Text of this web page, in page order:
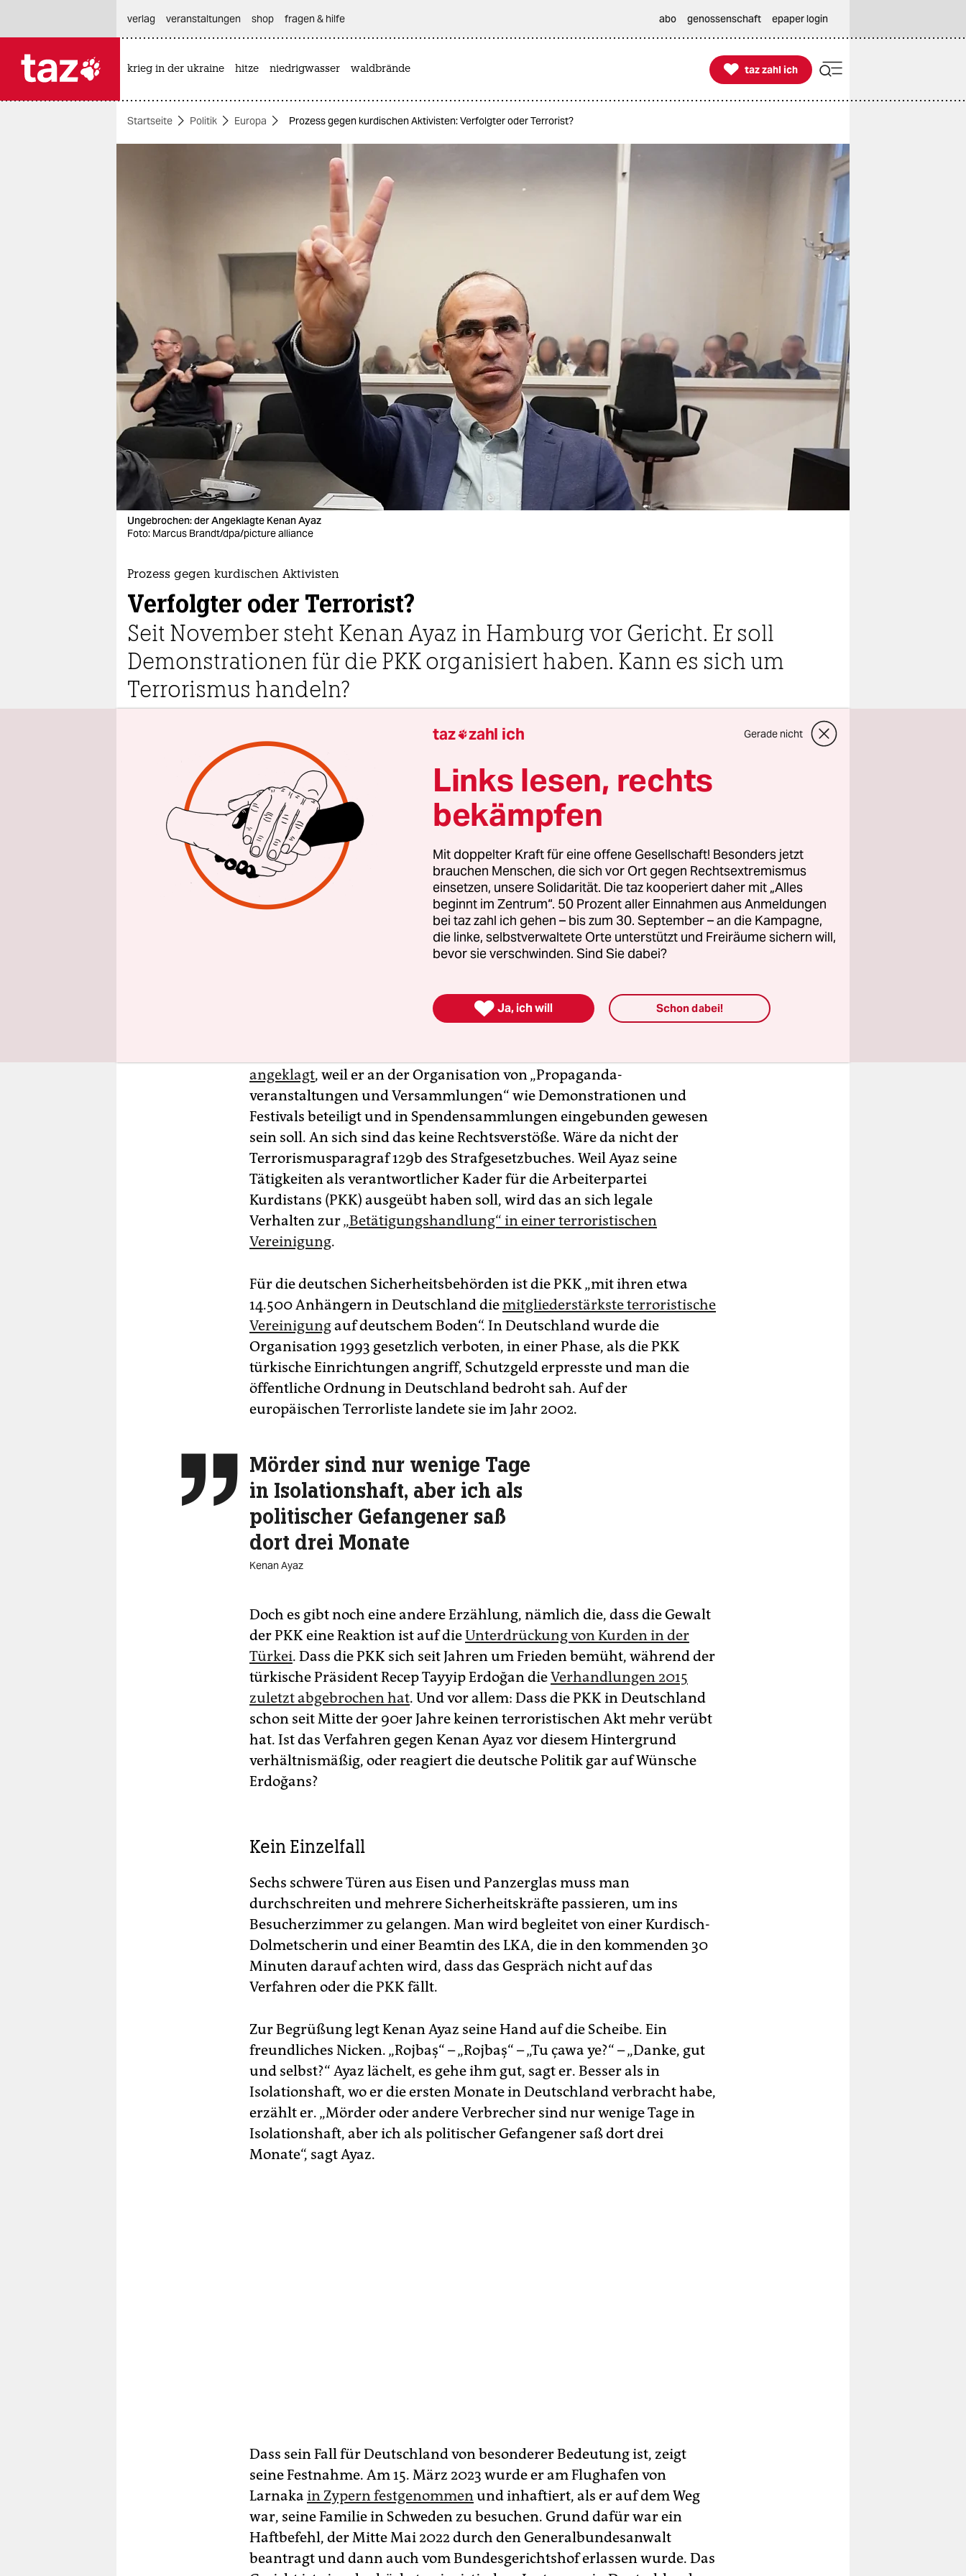
themen
berlin
nord
wahrheit
verlag
verlag
veranstaltungen
shop
fragen & hilfe
abo
genossenschaft
verlag
veranstaltungen shop fragen & hilfe abo genossenschaft epaper login
krieg in der ukraine hitze niedrigwasser waldbrände 
taz zahl ich
taz zahl ich
Startseite Politik Europa Prozess gegen kurdischen Aktivisten: Verfolgter oder Terrorist?
Ungebrochen: der ­Angeklagte Kenan Ayaz
Foto: Marcus Brandt/dpa/picture alliance
Prozess gegen kurdischen Aktivisten
Verfolgter oder Terrorist?
Seit November steht Kenan Ayaz in Hamburg vor Gericht. Er soll
Demonstrationen für die PKK organisiert haben. Kann es sich um
Terrorismus handeln?
Bartholomäus von Laffert
D as Besucherzimmer in der Untersuchungshaftanstalt
Holstenglacis ist stickig und eng. Hinter einer Glasscheibe
sitzt ein Mann in blau-grün karierten Hemd, mit randloser
Brille und lichtem Haar. Die deutschen Sicherheitsbehörden
halten ihn für einen Terroristen. Er selbst sagt: „Ich habe in meinem
Leben keiner Ameise etwas zuleide getan“. Kenan Ayaz, 49 Jahre, Kurde
aus der Türkei, sitzt seit 13 Monaten in Hamburg in
angeklagt, weil er an der Organisation von „Propaganda­
veranstaltungen und Versammlungen“ wie Demonstrationen und
Festivals beteiligt und in Spendensammlungen eingebunden gewesen
sein soll. An sich sind das keine Rechtsverstöße. Wäre da nicht der
Terrorismus­paragraf 129b des Strafgesetzbuches. Weil Ayaz seine
Tätigkeiten als verantwortlicher Kader für die Arbeiterpartei
Kurdistans (PKK) ausgeübt haben soll, wird das an sich legale
Verhalten zur„Betätigungshandlung“ in einer terroristischen
Vereinigung.
Für die deutschen Sicherheitsbehörden ist die PKK „mit ihren etwa
14.500 Anhängern in Deutschland diemitgliederstärkste terroristische
Vereinigungauf deutschem Boden“. In Deutschland wurde die
Organisation 1993 gesetzlich verboten, in einer Phase, als die PKK
türkische Einrichtungen angriff, Schutzgeld erpresste und man die
öffentliche Ordnung in Deutschland bedroht sah. Auf der
europäischen Terrorliste landete sie im Jahr 2002.
 Mörder sind nur wenige Tage
in Isolationshaft, aber ich als
politischer Gefangener saß
dort drei Monate
Kenan Ayaz
Doch es gibt noch eine andere Erzählung, nämlich die, dass die Gewalt
der PKK eine Reaktion ist auf dieUnterdrückung von Kurden in der
Türkei. Dass die PKK sich seit Jahren um Frieden bemüht, während der
türkische Präsident Recep Tayyip Erdoğan dieVerhandlungen 2015
zuletzt abgebrochen hat. Und vor allem: Dass die PKK in Deutschland
schon seit Mitte der 90er Jahre keinen terroristischen Akt mehr verübt
hat. Ist das Verfahren gegen Kenan Ayaz vor diesem Hintergrund
verhältnis­mäßig, oder reagiert die deutsche Politik gar auf Wünsche
Erdoğans?
Kein Einzelfall
Sechs schwere Türen aus Eisen und Panzerglas muss man
durchschreiten und mehrere Sicherheitskräfte passieren, um ins
Besucherzimmer zu gelangen. Man wird begleitet von einer Kurdisch-
Dolmetscherin und einer Beamtin des LKA, die in den kommenden 30
Minuten darauf achten wird, dass das Gespräch nicht auf das
Verfahren oder die PKK fällt.
Zur Begrüßung legt Kenan Ayaz seine Hand auf die Scheibe. Ein
freundliches Nicken. „Rojbaş“ – „Rojbaş“ – „Tu çawa ye?“ – „Danke, gut
und selbst?“ Ayaz lächelt, es gehe ihm gut, sagt er. Besser als in
Isolationshaft, wo er die ersten Monate in Deutschland verbracht habe,
erzählt er. „Mörder oder andere Verbrecher sind nur wenige Tage in
Isolationshaft, aber ich als politischer Gefangener saß dort drei
Monate“, sagt Ayaz.
Dass sein Fall für Deutschland von besonderer Bedeutung ist, zeigt
seine Festnahme. Am 15. März 2023 wurde er am Flughafen von
Larnaka in Zypern festgenommenund inhaftiert, als er auf dem Weg
war, seine Familie in Schweden zu besuchen. Grund dafür war ein
Haftbefehl, der Mitte Mai 2022 durch den Generalbundesanwalt
beantragt und dann auch vom Bundesgerichtshof erlassen wurde. Das
taz zahl ich Gerade nicht
Links lesen, rechts
bekämpfen
Mit doppelter Kraft für eine offene Gesellschaft! Besonders jetzt
brauchen Menschen, die sich vor Ort gegen Rechtsextremismus
einsetzen, unsere Solidarität. Die taz kooperiert daher mit „Alles
beginnt im Zentrum“. 50 Prozent aller Einnahmen aus Anmeldungen
bei taz zahl ich gehen – bis zum 30. September – an die Kampagne,
die linke, selbstverwaltete Orte unterstützt und Freiräume sichern will,
bevor sie verschwinden. Sind Sie dabei?
 Ja, ich will Schon dabei!